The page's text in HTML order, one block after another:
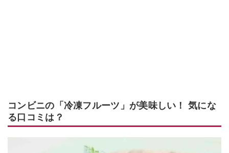
コンビニの「冷凍フルーツ」が美味しい！ 気にな
る口コミは？